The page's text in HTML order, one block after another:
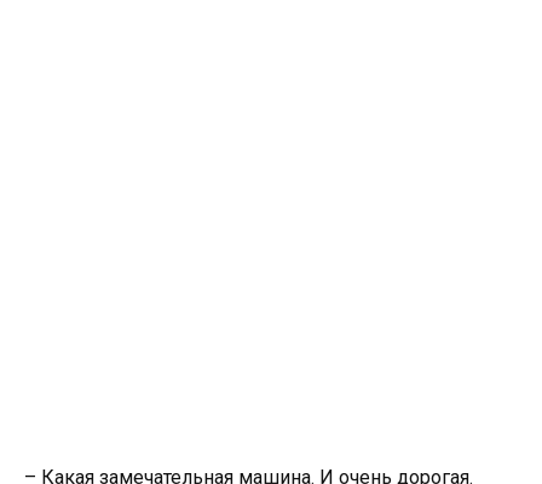
– Какая замечательная машина. И очень дорогая.